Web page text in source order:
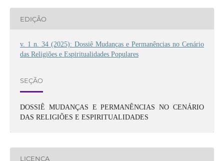
EDIÇÃO
v. 1 n. 34 (2025): Dossiê Mudanças e Permanências no Cenário
das Religiões e Espiritualidades Populares
SEÇÃO
DOSSIÊ MUDANÇAS E PERMANÊNCIAS NO CENÁRIO
DAS RELIGIÕES E ESPIRITUALIDADES
LICENÇA